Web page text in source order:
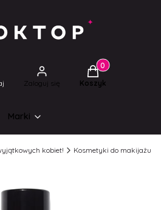
wyszukiwarkę
Zaloguj się
Produkty w
Koszyk
Marki
kobiet! Kosmetyki do makijażu